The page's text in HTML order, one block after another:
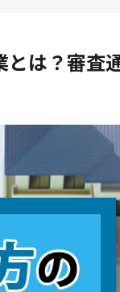
は？審査